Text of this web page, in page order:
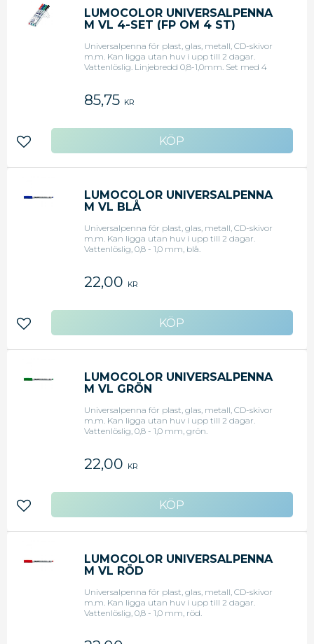
LUMOCOLOR UNIVERSALPENNA
M VL 4-SET (FP OM 4 ST)
Universalpenna för plast, glas, metall, CD-skivor
m.m. Kan ligga utan huv i upp till 2 dagar.
Vattenlöslig. Linjebredd 0,8-1,0mm. Set med 4
85,75 KR
Lägg till i favoriter
LUMOCOLOR UNIVERSALPENNA
M VL BLÅ
Universalpenna för plast, glas, metall, CD-skivor
m.m. Kan ligga utan huv i upp till 2 dagar.
Vattenlöslig, 0,8 - 1,0 mm, blå.
22,00 KR
Lägg till i favoriter
LUMOCOLOR UNIVERSALPENNA
M VL GRÖN
Universalpenna för plast, glas, metall, CD-skivor
m.m. Kan ligga utan huv i upp till 2 dagar.
Vattenlöslig, 0,8 - 1,0 mm, grön.
22,00 KR
Lägg till i favoriter
LUMOCOLOR UNIVERSALPENNA
M VL RÖD
Universalpenna för plast, glas, metall, CD-skivor
m.m. Kan ligga utan huv i upp till 2 dagar.
Vattenlöslig, 0,8 - 1,0 mm, röd.